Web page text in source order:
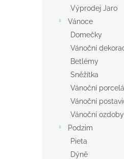
Výprodej Jaro
Vánoce
Domečky
Vánoční
Betlémy
Sněžítka
Vánoční
Vánoční
Vánoční ozdoby
Podzim
Pieta
Dýně